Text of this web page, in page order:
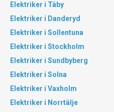
Elektriker i Täby
Elektriker i Danderyd
Elektriker i Sollentuna
Elektriker i Stockholm
Elektriker i Sundbyberg
Elektriker i Solna
Elektriker i Vaxholm
Elektriker i Norrtälje